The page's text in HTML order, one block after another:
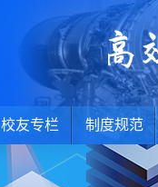
校友专栏 制度规范